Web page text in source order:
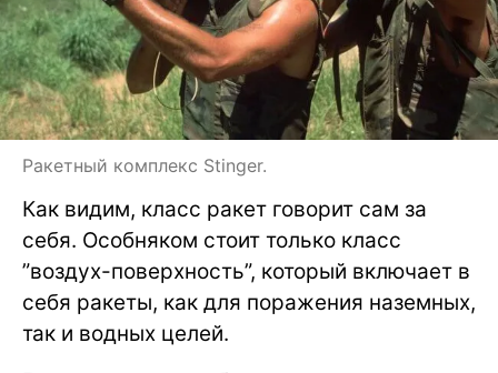
Ракетный комплекс Stinger.
Как видим, класс ракет говорит сам за
себя. Особняком стоит только класс
”воздух-поверхность”, который включает в
себя ракеты, как для поражения наземных,
так и водных целей.